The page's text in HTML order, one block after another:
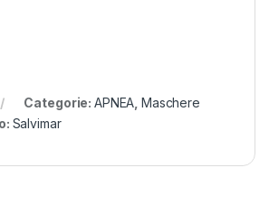
Categorie: APNEA Maschere
Salvimar